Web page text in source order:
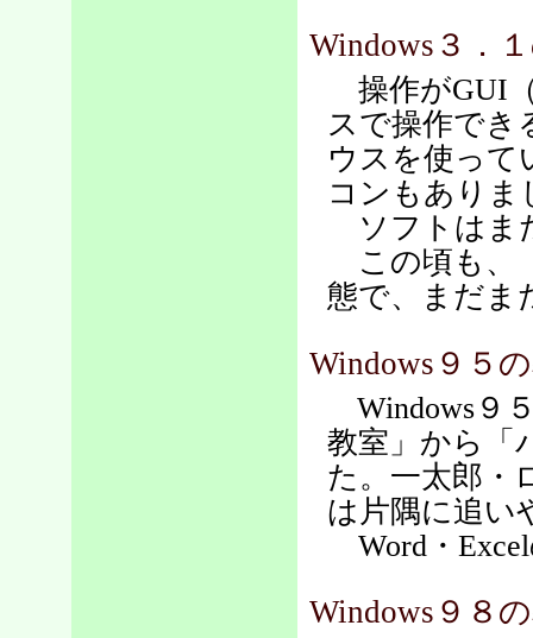
Windows３．
操作がGUI
スで操作でき
ウスを使って
コンもありま
ソフトはま
この頃も、
態で、まだま
Windows９５
Windows９
教室」から「
た。一太郎・
は片隅に追い
Word・
Windows９８